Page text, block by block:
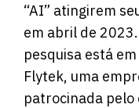
“AI” atingirem
em abril de
pesquisa está
Flytek, uma
patrocinada pelo